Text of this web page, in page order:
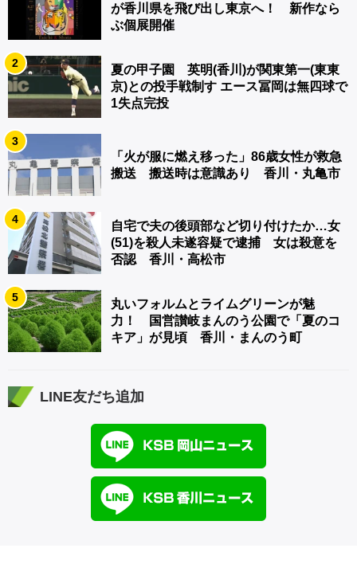
が香川県を飛び出し東京へ！ 新作なら
ぶ個展開催
2
夏の甲子園 英明(香川)が関東第一(東東
京)との投手戦制す エース冨岡は無四球で
1失点完投
3
「火が服に燃え移った」86歳女性が救急
搬送 搬送時は意識あり 香川・丸亀市
4
自宅で夫の後頭部など切り付けたか…女
(51)を殺人未遂容疑で逮捕 女は殺意を
否認 香川・高松市
5
丸いフォルムとライムグリーンが魅
力！ 国営讃岐まんのう公園で「夏のコ
キア」が見頃 香川・まんのう町
LINE友だち追加